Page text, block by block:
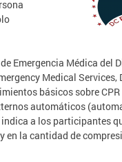
Emergencia Médica del
Medical Services,
básicos sobre
automáticos
a los participantes
en la cantidad de